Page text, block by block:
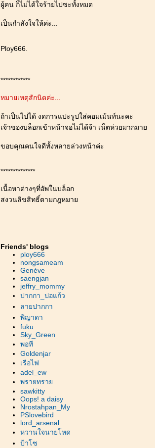
ผู้คน ก็ไม่ได้ใจร้ายไปซะทั้งหมด
เป็นกำลังใจให้ค่ะ...
Ploy666.
************
หมายเหตุสักนิดค่ะ...
ถ้าเป็นไปได้ งดการแปะรูปใส่คอมเม้นท์นะคะ
เจ้าของบล็อกเข้าหน้าจอไม่ได้จ้า เน็ตห่วยมากมา
ขอบคุณคนใจดีทั้งหลายล่วงหน้าค่ะ
**************
เนื้อหาต่างๆที่อัพในบล็อก
สงวนลิขสิทธิ์ตามกฎหมา
Friends' blogs
ploy666
nongsameam
Genéve
saengjan
jeffry_mommy
ปากกา_ปอแก้ว
ลายปากกา
พิญาดา
fuku
Sky_Green
พอที
Goldenjar
เรือไฟ
adel_ew
พรายทรา
sawkitty
Oops! a daisy
Nrostahpan_My
PSlovebird
lord_arsenal
หวานใจนายโหด
ป้าโซ